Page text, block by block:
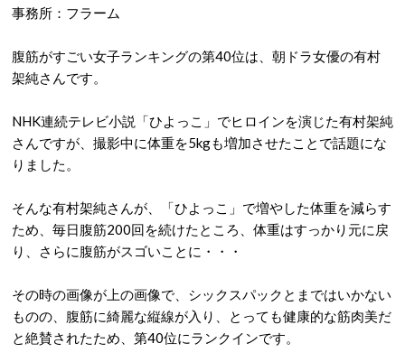
事務所：フラーム
腹筋がすごい女子ランキングの第40位は、朝ドラ女優の有村
架純さんです。
NHK連続テレビ小説「ひよっこ」でヒロインを演じた有村架純
さんですが、撮影中に体重を5kgも増加させたことで話題にな
りました。
そんな有村架純さんが、「ひよっこ」で増やした体重を減らす
ため、毎日腹筋200回を続けたところ、体重はすっかり元に戻
り、さらに腹筋がスゴいことに・・・
その時の画像が上の画像で、シックスパックとまではいかない
ものの、腹筋に綺麗な縦線が入り、とっても健康的な筋肉美だ
と絶賛されたため、第40位にランクインです。